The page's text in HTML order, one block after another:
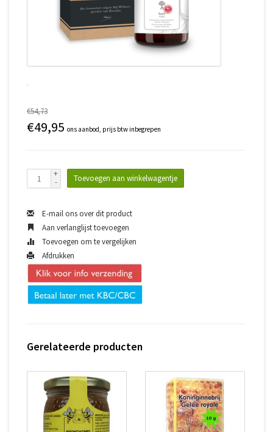
€54,73
€49,95 ons aanbod, prijs btw inbegrepen
+
-
Toevoegen aan winkelwagentje
E-mail ons over dit product
Aan verlanglijst toevoegen
Toevoegen om te vergelijken
Afdrukken
Gerelateerde producten